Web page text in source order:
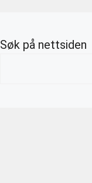
Søk på nettsiden